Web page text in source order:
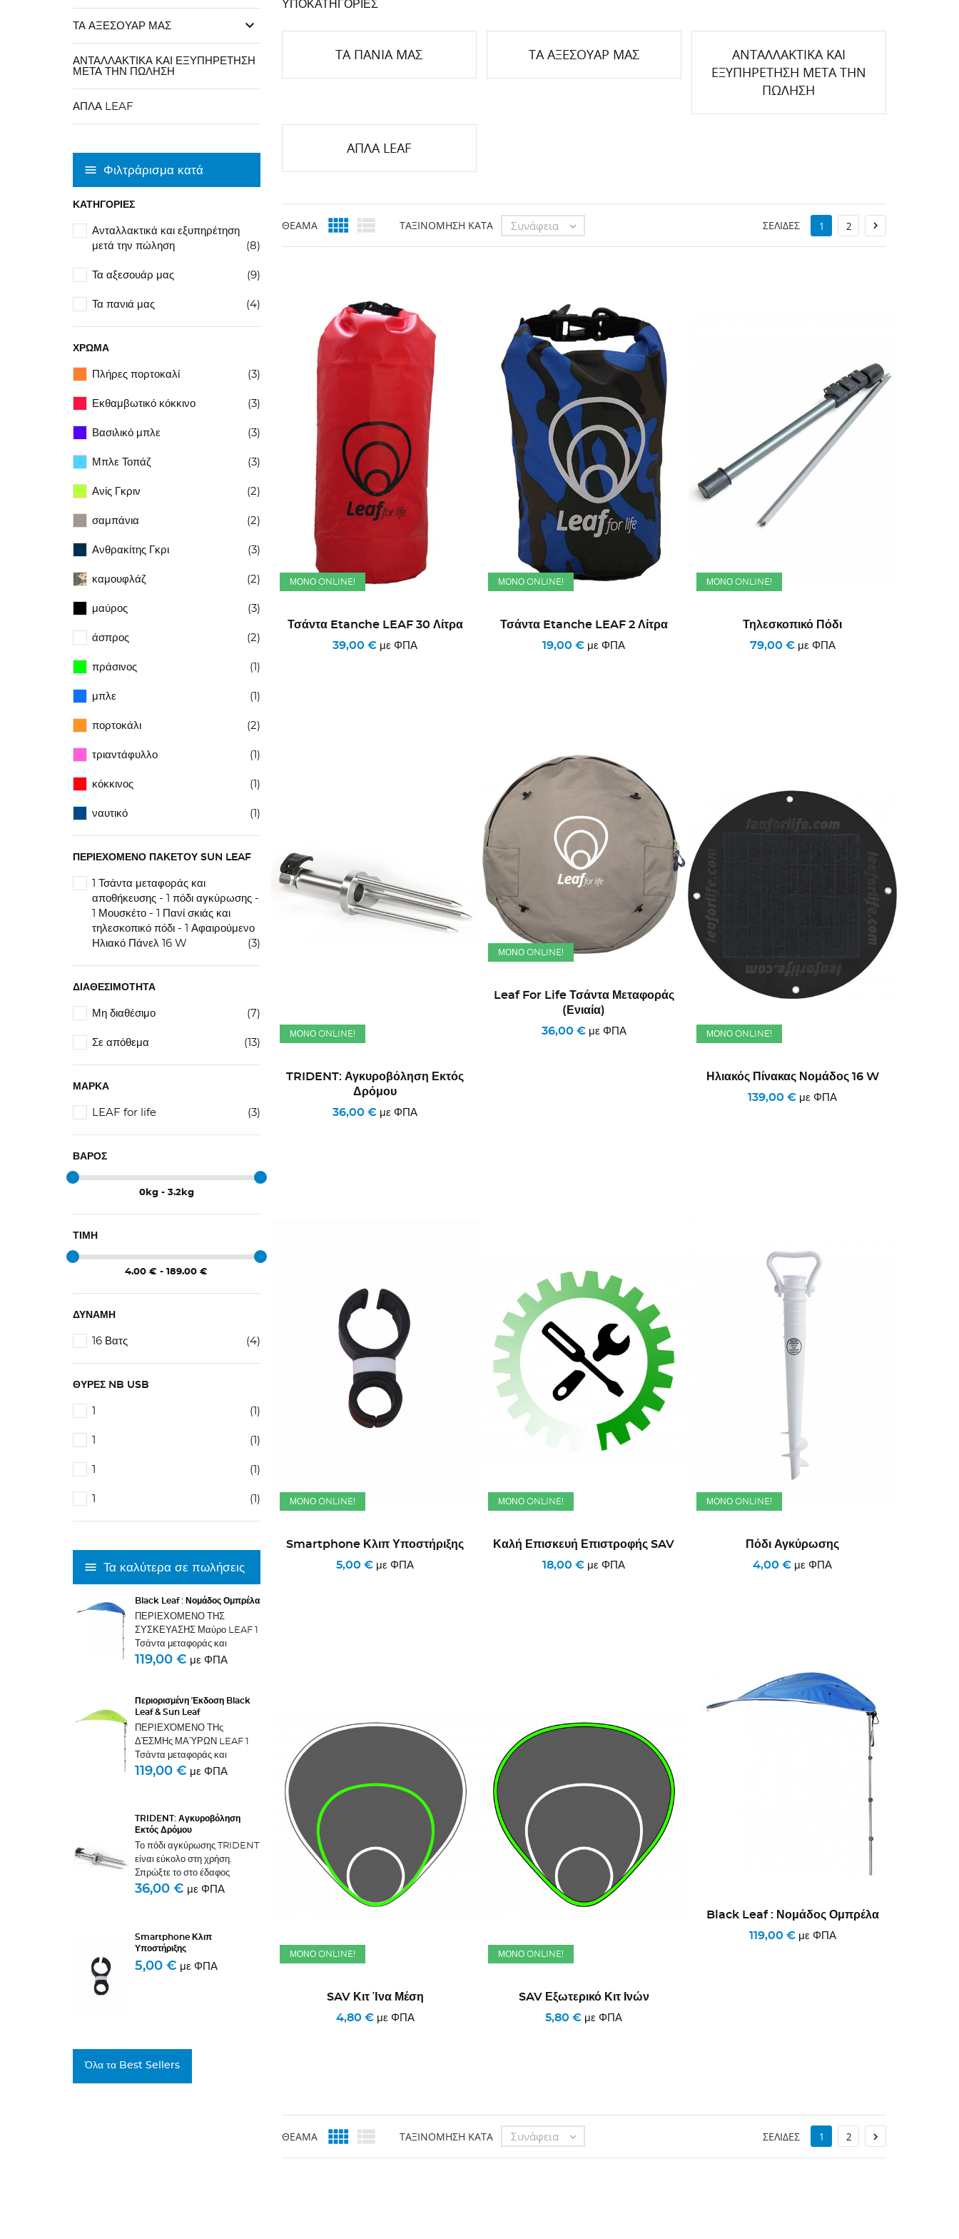
ΤΑ ΑΞΕΣΟΥΆΡ ΜΑΣ keyboard_arrow_down
ΑΝΤΑΛΛΑΚΤΙΚΆ ΚΑΙ ΕΞΥΠΗΡΈΤΗΣΗ
ΜΕΤΆ ΤΗΝ ΠΏΛΗΣΗ
ΑΠΛΆ LEAF
Φιλτράρισμα κατά
ΚΑΤΗΓΟΡΊΕΣ
Ανταλλακτικά και εξυπηρέτηση
μετά την πώληση
(8)
Τα αξεσουάρ μας (9)
Τα πανιά μας (4)
ΧΡΏΜΑ
Πλήρες πορτοκαλί (3)
Εκθαμβωτικό κόκκινο (3)
Βασιλικό μπλε (3)
Μπλε Τοπάζ (3)
Ανίς Γκριν (2)
σαμπάνια (2)
Ανθρακίτης Γκρι (3)
καμουφλάζ (2)
μαύρος (3)
άσπρος (2)
πράσινος (1)
μπλε (1)
πορτοκάλι (2)
τριαντάφυλλο (1)
κόκκινος (1)
ναυτικό (1)
ΠΕΡΙΕΧΌΜΕΝΟ ΠΑΚΈΤΟΥ SUN LEAF
1 Τσάντα μεταφοράς και
αποθήκευσης - 1 πόδι αγκύρωσης -
1 Μουσκέτο - 1 Πανί σκιάς και
τηλεσκοπικό πόδι - 1 Αφαιρούμενο
Ηλιακό Πάνελ 16 W
(3)
ΔΙΑΘΕΣΙΜΌΤΗΤΑ
Μη διαθέσιμο (7)
Σε απόθεμα (13)
ΜΆΡΚΑ
LEAF for life (3)
ΒΆΡΟΣ
0kg - 3.2kg
ΤΙΜΉ
4.00 € - 189.00 €
ΔΎΝΑΜΗ
16 Βατς (4)
ΘΎΡΕΣ NB USB
(1)
(1)
(1)
(1)
Τα καλύτερα σε πωλήσεις
Black Leaf : Νομάδος Ομπρέλα
ΠΕΡΙΕΧΟΜΕΝΟ ΤΗΣ
ΣΥΣΚΕΥΑΣΗΣ Μαύρο LEAF 1
Τσάντα μεταφοράς και
αποθήκευσης - 1 πόδι
Μουσκέτο - 1 Πανί σκιάς και το
τηλεσκοπικό πόδι του
ΑΣΦΆΛΕΙΑ,...
119,00 € με ΦΠΑ
Περιορισμένη Έκδοση Black
Leaf & Sun Leaf
ΠΕΡΙΕΧΌΜΕΝΟ ΤΗς
ΔΈΣΜΗς ΜΑΎΡΩΝ LEAF 1
Τσάντα μεταφοράς και
αποθήκευσης - 1 πόδι
σκιάς και το τηλεσκοπικό πόδι
τουΠεριεχόμενο...
119,00 € με ΦΠΑ
TRIDENT: Αγκυροβόληση
Εκτός Δρόμου
Το πόδι αγκύρωσης TRIDENT
είναι εύκολο στη χρήση.
Σπρώξτε το στο έδαφος
πιέζοντας με το πόδι σας στο
αλουμινίου, τοποθετήστε το...
36,00 € με ΦΠΑ
Smartphone Κλιπ
Υποστήριξης
5,00 € με ΦΠΑ
Όλα τα Best Sellers
ΥΠΟΚΑΤΗΓΟΡΊΕΣ
ΤΑ ΠΑΝΙΆ ΜΑΣ ΤΑ ΑΞΕΣΟΥΆΡ ΜΑΣ
ΑΝΤΑΛΛΑΚΤΙΚΆ ΚΑΙ
ΕΞΥΠΗΡΈΤΗΣΗ ΜΕΤΆ ΤΗΝ
ΠΏΛΗΣΗ
ΑΠΛΆ LEAF
ΘΈΑΜΑ   ΤΑΞΙΝΌΜΗΣΗ ΚΑΤΆ Συνάφεια  ΣΕΛΊΔΕΣ 1 2 
ΜΌΝΟ ONLINE!
Τσάντα Etanche LEAF 30 Λίτρα
39,00 € με ΦΠΑ
ΜΌΝΟ ONLINE!
Τσάντα Etanche LEAF 2 Λίτρα
19,00 € με ΦΠΑ
ΜΌΝΟ ONLINE!
Τηλεσκοπικό Πόδι
79,00 €με ΦΠΑ
ΜΌΝΟ ONLINE!
TRIDENT: Αγκυροβόληση Εκτός
Δρόμου
36,00 € με ΦΠΑ
ΜΌΝΟ ONLINE!
Leaf For Life Τσάντα Μεταφοράς
(ενιαία)
36,00 €με ΦΠΑ ΜΌΝΟ ONLINE!
Ηλιακός Πίνακας Νομάδος 16 W
139,00 € με ΦΠΑ
ΜΌΝΟ ONLINE!
Smartphone Κλιπ Υποστήριξης
5,00 € με ΦΠΑ
ΜΌΝΟ ONLINE!
Καλή Επισκευή Επιστροφής SAV
18,00 € με ΦΠΑ
ΜΌΝΟ ONLINE!
Πόδι Αγκύρωσης
4,00 € με ΦΠΑ
ΜΌΝΟ ONLINE!
SAV Κιτ Ίνα Μέση
4,80 €με ΦΠΑ
ΜΌΝΟ ONLINE!
SAV Εξωτερικό Κιτ Ινών
5,80 € με ΦΠΑ
Black Leaf : Νομάδος Ομπρέλα
119,00 €με ΦΠΑ
ΘΈΑΜΑ   ΤΑΞΙΝΌΜΗΣΗ ΚΑΤΆ Συνάφεια  ΣΕΛΊΔΕΣ 1 2 